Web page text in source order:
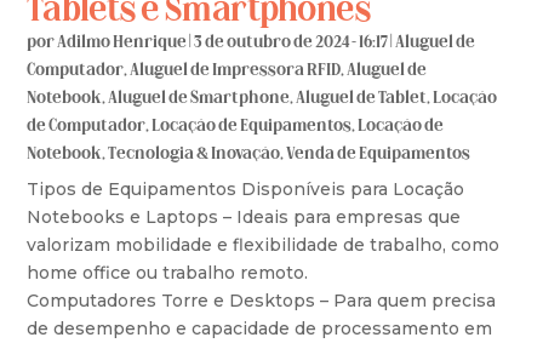
Tablets e Smartphones
porAdilmo Henrique |3 de outubro de 2024 - 16:17 |Aluguel de
Computador,Aluguel de Impressora RFID,Aluguel de
Notebook,Aluguel de Smartphone,Aluguel de Tablet,Locação
de Computador,Locação de Equipamentos,Locação de
Notebook,Tecnologia & Inovação, Venda de Equipamentos
Tipos de Equipamentos Disponíveis para Locação
Notebooks e Laptops – Ideais para empresas que
valorizam mobilidade e flexibilidade de trabalho, como
home office ou trabalho remoto.
Computadores Torre e Desktops – Para quem precisa
de desempenho e capacidade de processamento em